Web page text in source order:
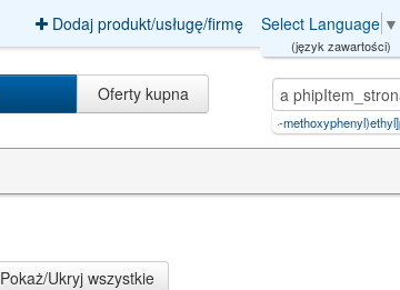
Dodaj produkt/usługę/firmę Select Language ▼
(język zawartości)
Oferty kupna
n-[1-[2-(4-methoxyphenyl)ethyl]p|usp fentanyl
Pokaż/Ukryj wszystkie